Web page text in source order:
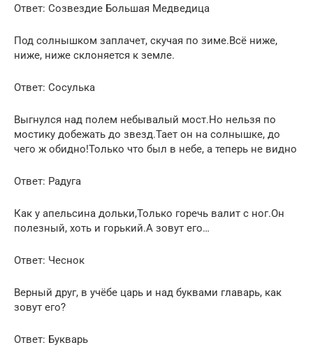
Ответ: Созвездие Большая Медведица
Под солнышком заплачет, скучая по зиме.Всё ниже,
ниже, ниже склоняется к земле.
Ответ: Сосулька
Выгнулся над полем небывалый мост.Но нельзя по
мостику добежать до звезд.Тает он на солнышке, до
чего ж обидно!Только что был в небе, а теперь не видно
Ответ: Радуга
Как у апельсина дольки,Только горечь валит с ног.Он
полезный, хоть и горький.А зовут его…
Ответ: Чеснок
Верный друг, в учёбе царь и над буквами главарь, как
зовут его?
Ответ: Букварь